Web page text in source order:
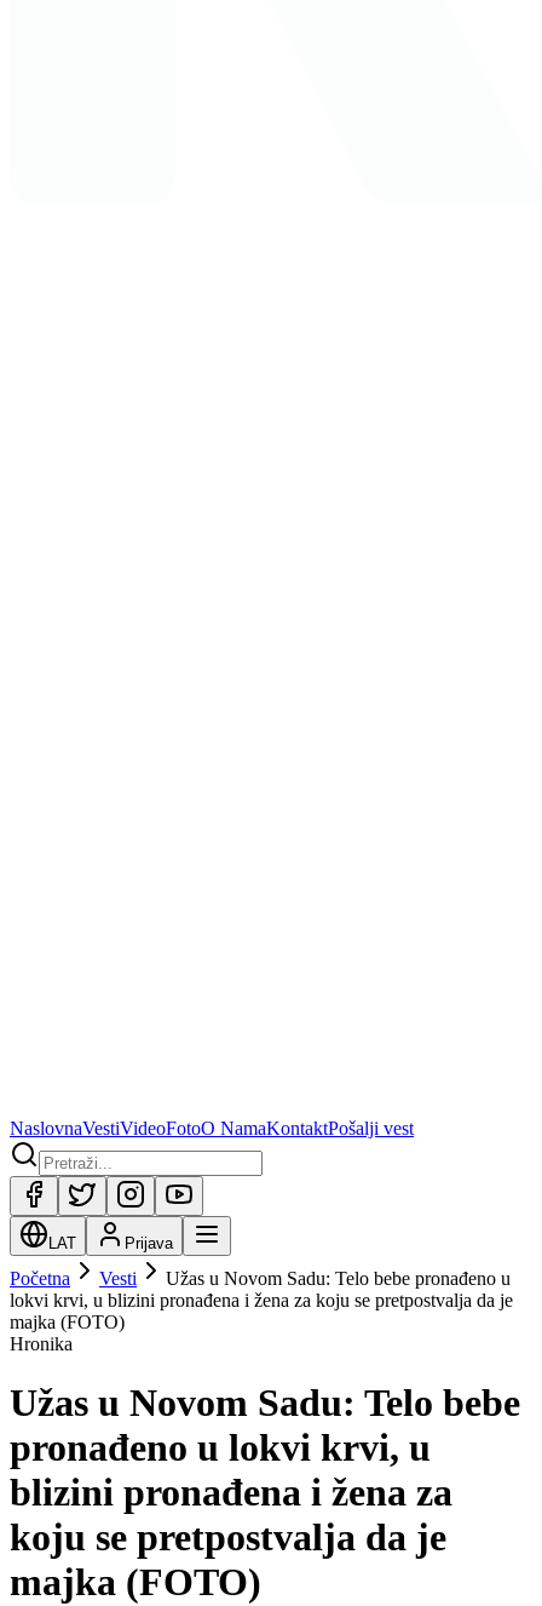
NaslovnaVestiVideoFotoO NamaKontaktPošalji vest
LAT Prijava
Početna Vesti
Užas u Novom Sadu: Telo bebe pronađeno u
lokvi krvi, u blizini pronađena i žena za koju se pretpostvalja da je
majka (FOTO)
Hronika
Užas u Novom Sadu: Telo bebe
pronađeno u lokvi krvi, u
blizini pronađena i žena za
koju se pretpostvalja da je
majka (FOTO)